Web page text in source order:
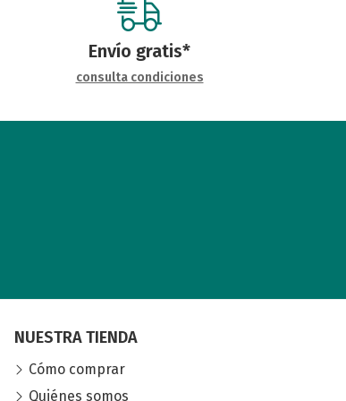
Envío gratis*
consulta condiciones
NUESTRA TIENDA
Cómo comprar
Quiénes somos